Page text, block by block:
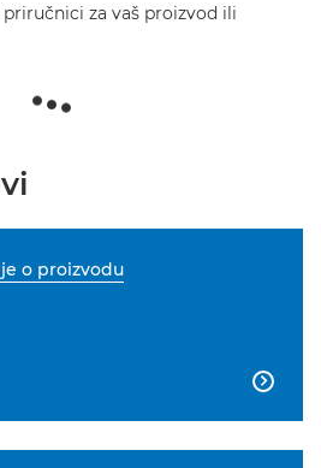
za vaš proizvod ili
o proizvodu
